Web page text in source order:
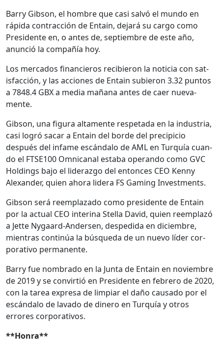
Bar­ry Gib­son, el hom­bre que casi salvó el mun­do en
ráp­i­da con­trac­ción de Entain, dejará su car­go como
Pres­i­dente en, o antes de, sep­tiem­bre de este año,
anun­ció la com­pañía hoy.
Los mer­ca­dos financieros reci­bieron la noti­cia con sat­
is­fac­ción, y las acciones de Entain subieron 3.32 pun­tos
a 7848.4 GBX a media mañana antes de caer nue­va­
mente.
Gib­son, una figu­ra alta­mente respeta­da en la indus­tria,
casi logró sacar a Entain del bor­de del precipi­cio
después del infame escán­da­lo de AML en Turquía cuan­
do el FTSE100 Omni­canal esta­ba operan­do como GVC
Hold­ings bajo el lid­er­az­go del entonces CEO Ken­ny
Alexan­der, quien aho­ra lid­era FS Gam­ing Invest­ments.
Gib­son será reem­plaza­do como pres­i­dente de Entain
por la actu­al CEO inte­ri­na Stel­la David, quien reem­plazó
a Jette Nygaard-Ander­sen, des­pe­di­da en diciem­bre,
mien­tras con­tinúa la búsque­da de un nue­vo líder cor­
po­ra­ti­vo per­ma­nente.
Bar­ry fue nom­bra­do en la Jun­ta de Entain en noviem­bre
de 2019 y se con­vir­tió en Pres­i­dente en febrero de 2020,
con la tarea expre­sa de limpiar el daño cau­sa­do por el
escán­da­lo de lava­do de dinero en Turquía y otros
errores cor­po­ra­tivos.
**Hon­ra**